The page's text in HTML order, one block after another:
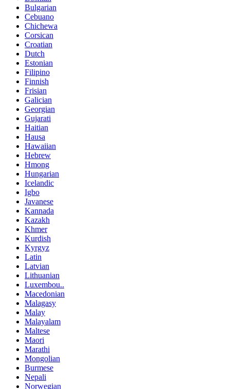
Bulgarian
Cebuano
Chichewa
Corsican
Croatian
Dutch
Estonian
Filipino
Finnish
Frisian
Galician
Georgian
Gujarati
Haitian
Hausa
Hawaiian
Hebrew
Hmong
Hungarian
Icelandic
Igbo
Javanese
Kannada
Kazakh
Khmer
Kurdish
Kyrgyz
Latin
Latvian
Lithuanian
Luxembou..
Macedonian
Malagasy
Malay
Malayalam
Maltese
Maori
Marathi
Mongolian
Burmese
Nepali
Norwegian